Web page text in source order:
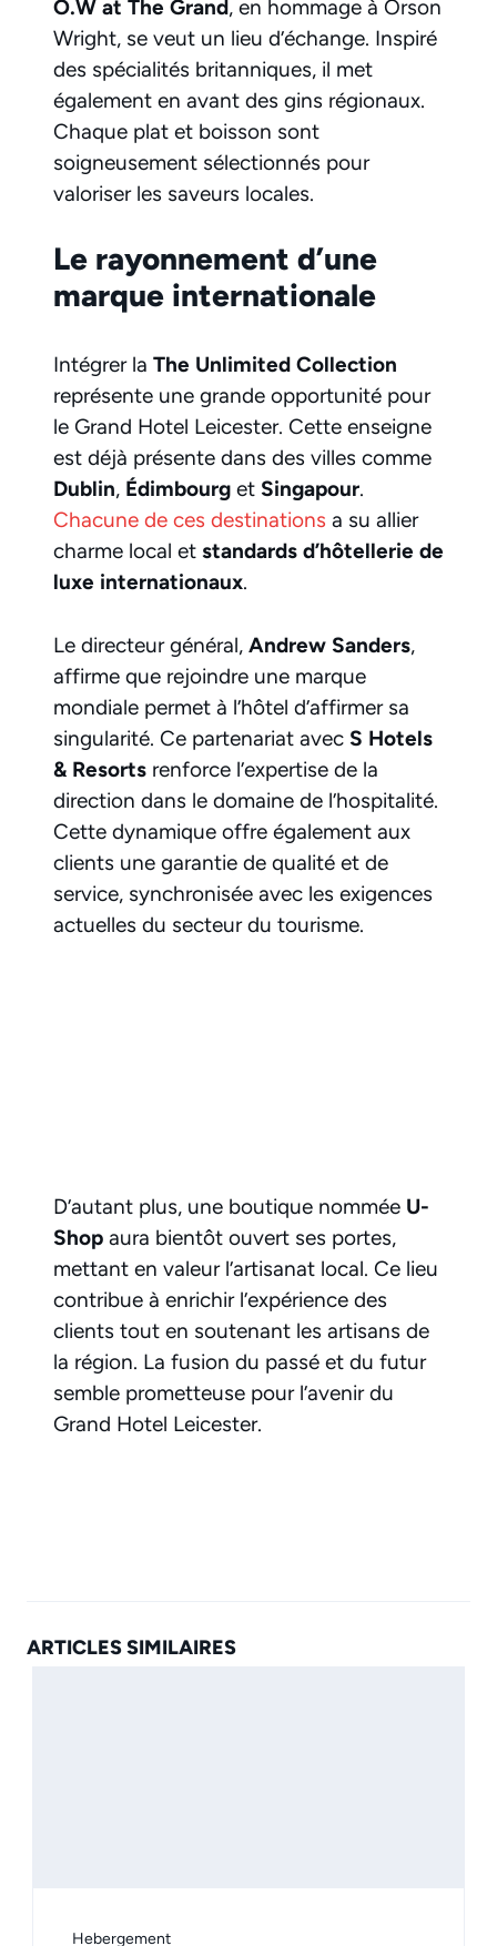
O.W at The Grand, en hommage à Orson
Wright, se veut un lieu d’échange. Inspiré
des spécialités britanniques, il met
également en avant des gins régionaux.
Chaque plat et boisson sont
soigneusement sélectionnés pour
valoriser les saveurs locales.
Le rayonnement d’une
marque internationale
Intégrer la The Unlimited Collection
représente une grande opportunité pour
le Grand Hotel Leicester. Cette enseigne
est déjà présente dans des villes comme
Dublin, Édimbourg et Singapour.
Chacune de ces destinations a su allier
charme local et standards d’hôtellerie de
luxe internationaux.
Le directeur général, Andrew Sanders,
affirme que rejoindre une marque
mondiale permet à l’hôtel d’affirmer sa
singularité. Ce partenariat avec S Hotels
& Resorts renforce l’expertise de la
direction dans le domaine de l’hospitalité.
Cette dynamique offre également aux
clients une garantie de qualité et de
service, synchronisée avec les exigences
actuelles du secteur du tourisme.
D’autant plus, une boutique nommée U-
Shop aura bientôt ouvert ses portes,
mettant en valeur l’artisanat local. Ce lieu
contribue à enrichir l’expérience des
clients tout en soutenant les artisans de
la région. La fusion du passé et du futur
semble prometteuse pour l’avenir du
Grand Hotel Leicester.
ARTICLES SIMILAIRES
Hebergement